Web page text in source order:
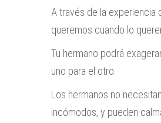
A través de la
queremos cuando lo
Tu hermano podrá
uno para el otro.
Los hermanos no
incómodos, y pueden